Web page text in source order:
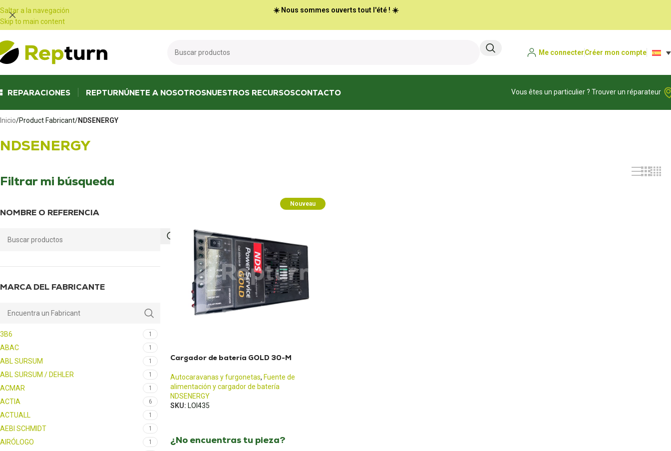
Saltar a la navegación
Skip to main content
☀️ Nous sommes ouverts tout l'été ! ☀️
Me connecterCréer mon compte
REPARACIONES REPTURNÚNETE A NOSOTROSNUESTROS RECURSOSCONTACTO Vous êtes un particulier ? Trouver un réparateur
Inicio/Product Fabricant/NDSENERGY
NDSENERGY
Filtrar mi búsqueda
NOMBRE O REFERENCIA
MARCA DEL FABRICANTE
3B6 1
ABAC 1
ABL SURSUM 1
ABL SURSUM / DEHLER 1
ACMAR 1
ACTIA 6
ACTUALL 1
AEBI SCHMIDT 1
AIRÓLOGO 1
Nouveau
Cargador de batería GOLD 30-M
Autocaravanas y furgonetas, Fuente de
alimentación y cargador de batería
NDSENERGY
SKU: LOI435
¿No encuentras tu pieza?